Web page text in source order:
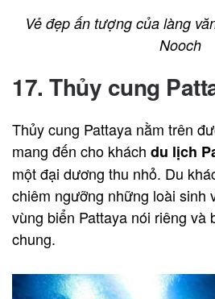
Vẻ đẹp ấn tượng của làng
Nooch
17. Thủy cung
Thủy cung Pattaya nằm trên
mang đến cho khách du lịch
một đại dương thu nhỏ. Du
chiêm ngưỡng những loài sinh
vùng biển Pattaya nói riêng và
chung.